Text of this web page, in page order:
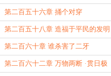
第二百五十六章 捅个对穿
第二百五十八章 造福于平民的发明
第二百六十章 谁杀害了二牙
第二百六十二章 万物两断 ·贯日极